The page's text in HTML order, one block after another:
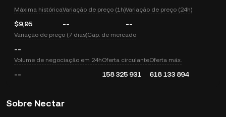
Máxima histórica
$9,95
Variação de preço (1h)
--
Variação de preço (24h)
--
Variação de preço (7 dias)
--
Cap. de mercado
Volume de negociação em 24h
--
Oferta circulante
158 325 931
Oferta máx.
618 133 894
Sobre Nectar